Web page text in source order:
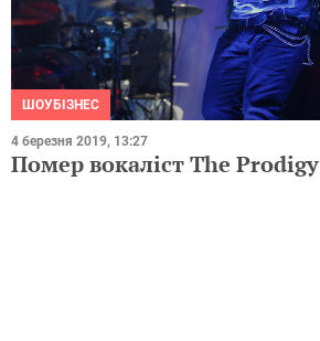
ШОУБІЗНЕС
4 березня 2019, 13:27
Помер вокаліст The Prodigy